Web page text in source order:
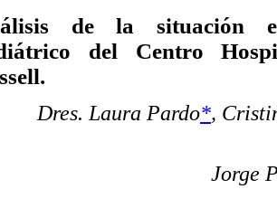
de la situación
del Centro
Dres. Laura Pardo*,
Jorge